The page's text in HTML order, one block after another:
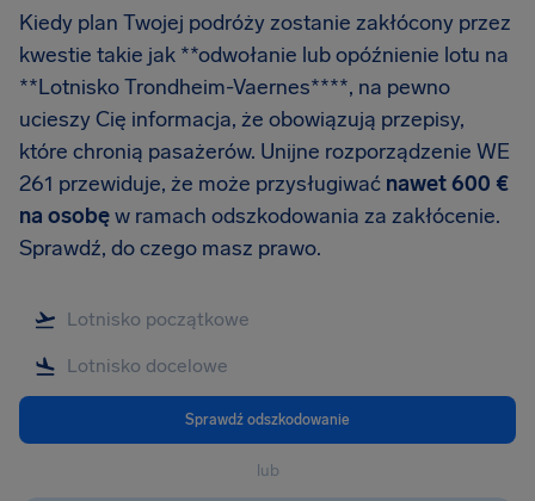
Kiedy plan Twojej podróży zostanie zakłócony przez
kwestie takie jak **odwołanie lub opóźnienie lotu na
**Lotnisko Trondheim-Vaernes****, na pewno
ucieszy Cię informacja, że obowiązują przepisy,
które chronią pasażerów. Unijne rozporządzenie WE
261 przewiduje, że może przysługiwać nawet600 €
na osobęw ramach odszkodowania za zakłócenie.
Sprawdź, do czego masz prawo.
Sprawdź odszkodowanie
lub